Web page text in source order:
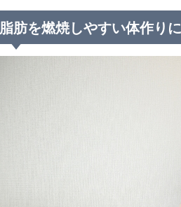
脂肪を燃焼しやすい体作りに